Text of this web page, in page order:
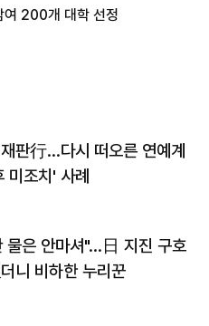
여 200개 대학 선정
판行…다시 떠오른 연예계
미조치' 사례
물은 안마셔"…日 지진 구호
니 비하한 누리꾼